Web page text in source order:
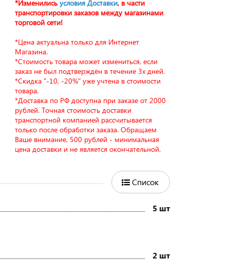
*Изменилисьусловия Доставки, в части
транспортировки заказов между магазинами
торговой сети!
*Цена актуальна только для Интернет
Магазина.
*Стоимость товара может измениться, если
заказ не был подтверждён в течение 3х дней.
*Скидка "-10, -20%" уже учтена в стоимости
товара.
*Доставка по РФ доступна при заказе от 2000
рублей. Точная стоимость доставки
транспортной компанией рассчитывается
только после обработки заказа. Обращаем
Ваше внимание, 500 рублей - минимальная
цена доставки и не является окончательной.
Список
5 шт
2 шт